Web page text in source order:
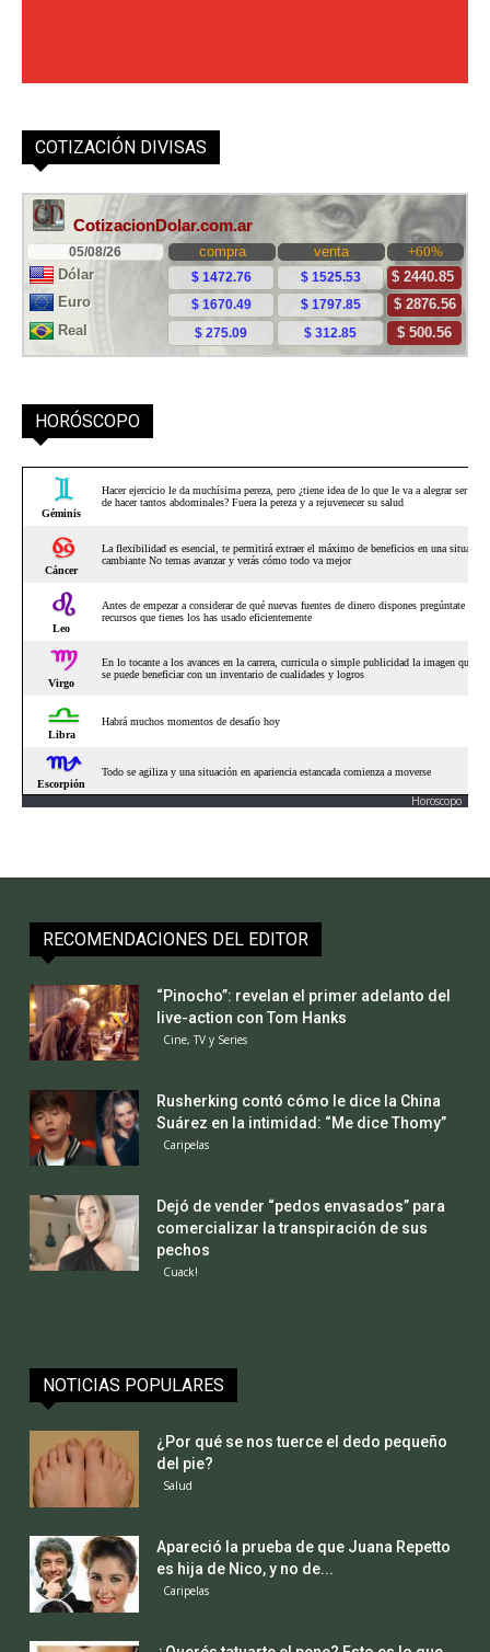
COTIZACIÓN DIVISAS
HORÓSCOPO
Horoscopo
RECOMENDACIONES DEL EDITOR
“Pinocho”: revelan el primer adelanto del
live-action con Tom Hanks
Cine, TV y Series
Rusherking contó cómo le dice la China
Suárez en la intimidad: “Me dice Thomy”
Caripelas
Dejó de vender “pedos envasados” para
comercializar la transpiración de sus
pechos
Cuack!
NOTICIAS POPULARES
¿Por qué se nos tuerce el dedo pequeño
del pie?
Salud
Apareció la prueba de que Juana Repetto
es hija de Nico, y no de...
Caripelas